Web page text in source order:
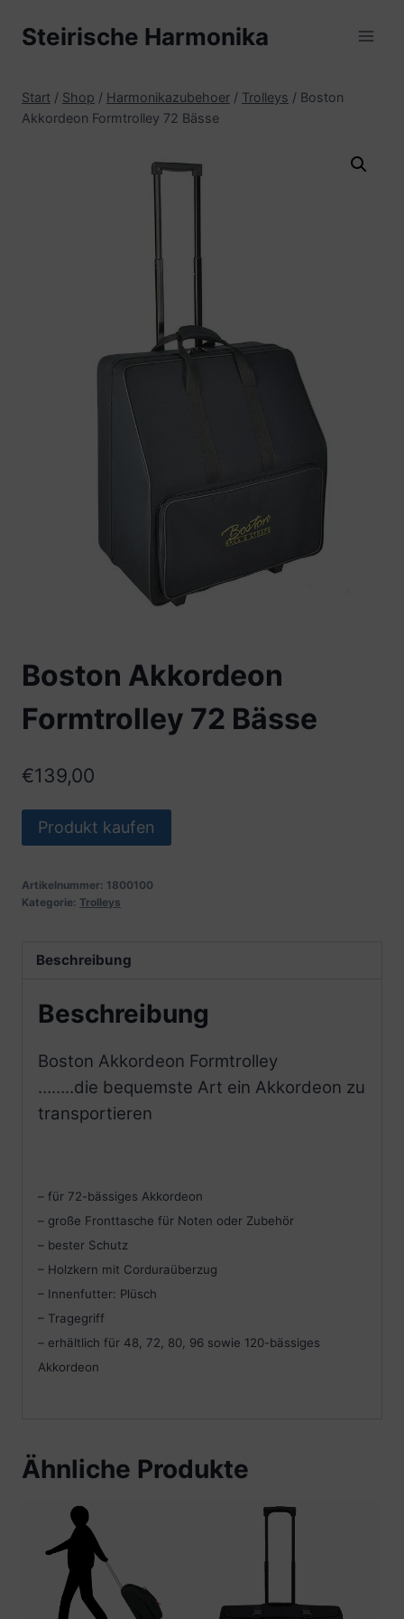
InhaltSteirische Harmonika
Start / Shop / Harmonikazubehoer / Trolleys / Boston
Akkordeon Formtrolley 72 Bässe
Boston Akkordeon
Formtrolley 72 Bässe
€139,00
Produkt kaufen
Artikelnummer: 1800100
Kategorie: Trolleys
Beschreibung
Beschreibung
Boston Akkordeon Formtrolley
……..die bequemste Art ein Akkordeon zu
transportieren
– für 72-bässiges Akkordeon
– große Fronttasche für Noten oder Zubehör
– bester Schutz
– Holzkern mit Corduraüberzug
– Innenfutter: Plüsch
– Tragegriff
– erhältlich für 48, 72, 80, 96 sowie 120-bässiges
Akkordeon
Ähnliche Produkte